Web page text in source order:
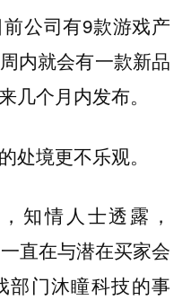
公司有9款游戏产
内就会有一款新品
几个月内发布。
处境更不乐观。
知情人士透露，
直在与潜在买家会
部门沐瞳科技的事